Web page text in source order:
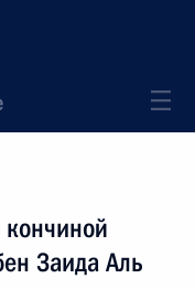
кончиной
Заида Аль